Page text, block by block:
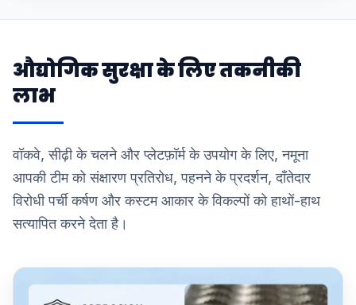
औद्योगिक सुरक्षा के लिए तकनीकी
लाभ
वॉकवे, सीढ़ी के चलने और प्लेटफ़ॉर्म के उपयोग के लिए, नमूना
आपकी टीम को संक्षारण प्रतिरोध, पहनने के प्रदर्शन, दाँतेदार
विरोधी पर्ची कर्षण और कस्टम आकार के विकल्पों को हाथों-हाथ
सत्यापित करने देता है।